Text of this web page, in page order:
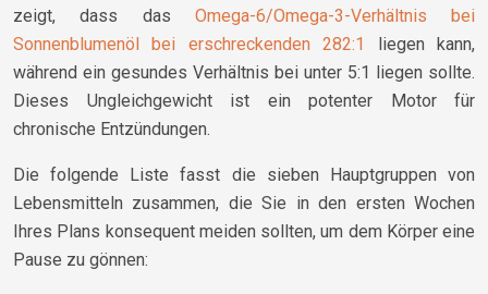
zeigt, dass das Omega-6/Omega-3-Verhältnis bei
Sonnenblumenöl bei erschreckenden 282:1
liegen kann,
während ein gesundes Verhältnis bei unter 5:1 liegen sollte.
Dieses Ungleichgewicht ist ein potenter Motor für
chronische Entzündungen.
Die folgende Liste fasst die sieben Hauptgruppen von
Lebensmitteln zusammen, die Sie in den ersten Wochen
Ihres Plans konsequent meiden sollten, um dem Körper eine
Pause zu gönnen: